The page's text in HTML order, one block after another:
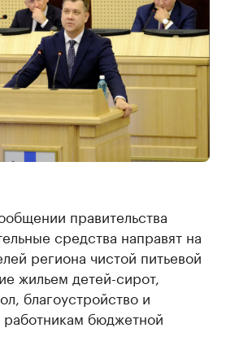
правительства
средства направят на
региона чистой питьевой
жильем детей-сирот,
благоустройство и
бюджетной